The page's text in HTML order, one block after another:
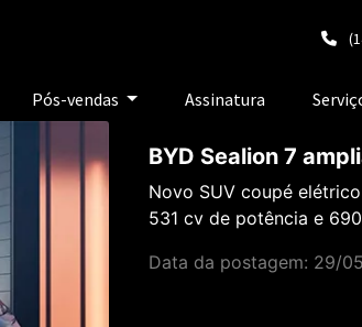
Pós-vendas Assinatura
BYD Sealion 7
Novo SUV coupé
531 cv de potência e
Data da postagem: 29/